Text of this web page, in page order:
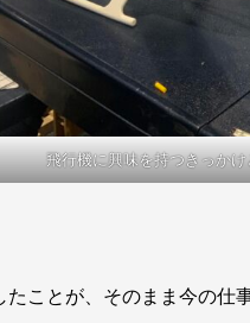
飛行機に興味を持つきっか
たことが、そのまま今の仕